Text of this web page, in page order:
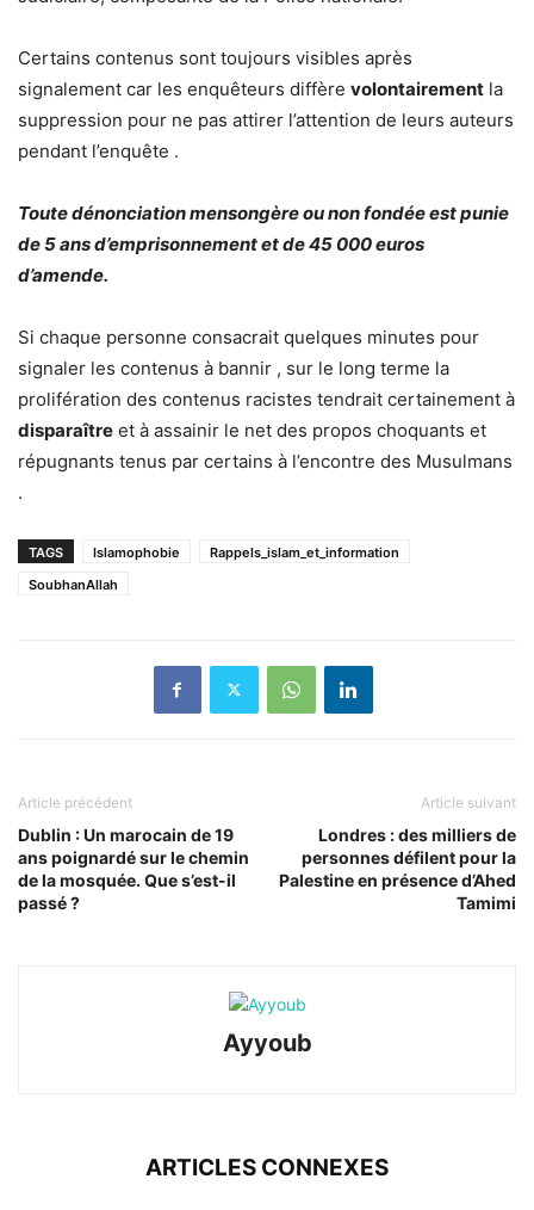
Certains contenus sont toujours visibles après
signalement car les enquêteurs diffère volontairement la
suppression pour ne pas attirer l’attention de leurs auteurs
pendant l’enquête .
Toute dénonciation mensongère ou non fondée est punie
de 5 ans d’emprisonnement et de 45 000 euros
d’amende.
Si chaque personne consacrait quelques minutes pour
signaler les contenus à bannir , sur le long terme la
prolifération des contenus racistes tendrait certainement à
disparaître et à assainir le net des propos choquants et
répugnants tenus par certains à l’encontre des Musulmans
.
TAGS Islamophobie
Rappels_islam_et_information
SoubhanAllah
Article précédent
Dublin : Un marocain de 19
ans poignardé sur le chemin
de la mosquée. Que s’est-il
passé ?
Article suivant
Londres : des milliers de
personnes défilent pour la
Palestine en présence d’Ahed
Tamimi
Ayyoub
ARTICLES CONNEXES